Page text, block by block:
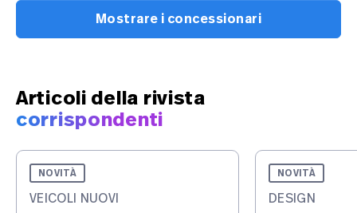
Mostrare i concessionari
Articoli della rivista
corrispondenti
NOVITÀ
VEICOLI NUOVI
NOVITÀ
DESIGN